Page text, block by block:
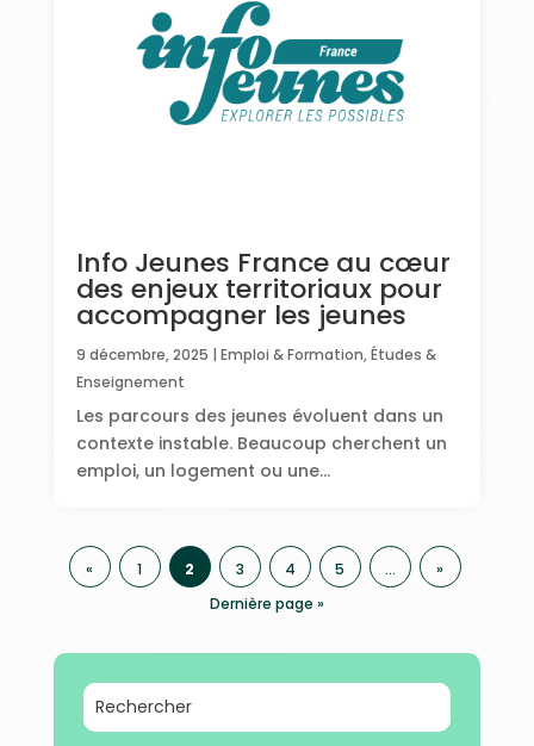
Info Jeunes France au cœur
des enjeux territoriaux pour
accompagner les jeunes
9 décembre, 2025 | Emploi & Formation,Études &
Enseignement
Les parcours des jeunes évoluent dans un
contexte instable. Beaucoup cherchent un
emploi, un logement ou une...
« 1 2 3 4 5 …
»
Dernière page »